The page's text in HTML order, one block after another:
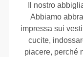
Il nostro
Abbiamo
impressa sui
cucite,
piacere, perché